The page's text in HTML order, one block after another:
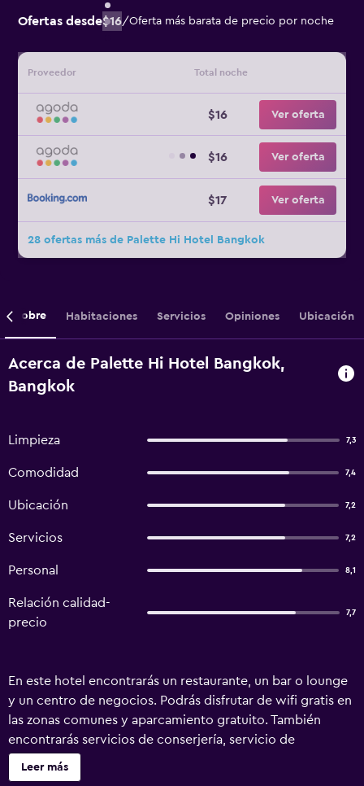
Ofertas desde$16/Oferta más barata de precio por noche
Proveedor Total noche
$16 Ver oferta
$16 Ver oferta
$17 Ver oferta
28 ofertas más de Palette Hi Hotel Bangkok
Sobre Habitaciones Servicios Opiniones Ubicación
Acerca de Palette Hi Hotel Bangkok,
Bangkok
Limpieza 7,3
Comodidad 7,4
Ubicación 7,2
Servicios 7,2
Personal 8,1
Relación calidad-
precio
7,7
En este hotel encontrarás un restaurante, un bar o lounge
y un centro de negocios. Podrás disfrutar de wifi gratis en
las zonas comunes y aparcamiento gratuito. También
encontrarás servicios de conserjería, servicio de
recepción 24 horas y check-in exprés. Palette Hi Hotel
Bangkok ofrece 143 alojamientos con aire acondicionado,
Leer más